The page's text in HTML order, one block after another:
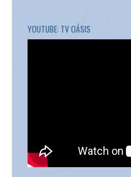
YOUTUBE: TV OÁSIS